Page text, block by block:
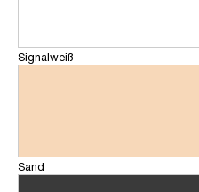
Signalweiß
Sand